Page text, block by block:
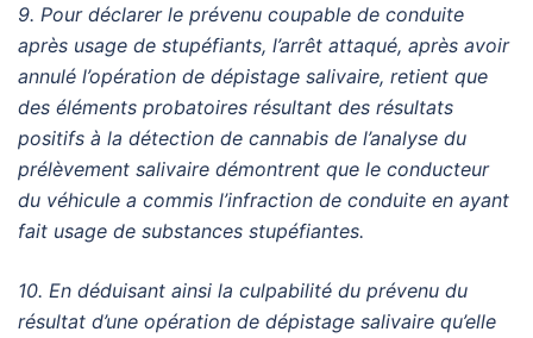
9. Pour déclarer le prévenu coupable de conduite
après usage de stupéfiants, l’arrêt attaqué, après avoir
annulé l’opération de dépistage salivaire, retient que
des éléments probatoires résultant des résultats
positifs à la détection de cannabis de l’analyse du
prélèvement salivaire démontrent que le conducteur
du véhicule a commis l’infraction de conduite en ayant
fait usage de substances stupéfiantes.
10. En déduisant ainsi la culpabilité du prévenu du
résultat d’une opération de dépistage salivaire qu’elle